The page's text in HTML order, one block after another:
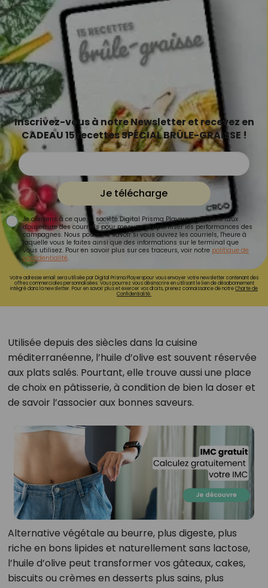
Inscrivez-vous à notre Newsletter et recevez en
CADEAU 15 recettes SPÉCIAL BRÛLE-GRAISSE !
Je télécharge
Je consens à ce que la société Digital Prisma Players analyse le taux
d'ouverture des courriels pour mesurer et optimiser les performances des
campagnes. Nous pourrons savoir si vous ouvrez les courriels, l'heure à
laquelle vous le faites ainsi que des informations sur le terminal que
vous utilisez. Pour en savoir plus sur ces traceurs, voir notre politique de
confidentialité.
Votre adresse email sera utilisée par Digital Prisma Playerspour vous envoyer votre newsletter contenant des
offres commerciales personnalisées. Vous pourrez vous désinscrire en utilisant le lien de désabonnement
intégré dans la newsletter. Pour en savoir plus et exercer vos droits, prenez connaissance de notreCharte de
Confidentialité.
Utilisée depuis des siècles dans la cuisine
méditerranéenne, l’huile d’olive est souvent réservée
aux plats salés. Pourtant, elle trouve aussi une place
de choix en pâtisserie, à condition de bien la doser et
de savoir l’associer aux bonnes saveurs.
Alternative végétale au beurre, plus digeste, plus
riche en bons lipides et naturellement sans lactose,
l’huile d’olive peut transformer vos gâteaux, cakes,
biscuits ou crèmes en desserts plus sains, plus